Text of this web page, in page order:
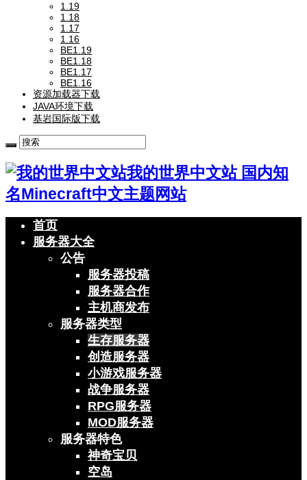
1.19
1.18
1.17
1.16
BE1.19
BE1.18
BE1.17
BE1.16
资源加载器下载
JAVA环境下载
基岩国际版下载
我的世界中文站 国内知
名Minecraft中文主题网站
首页
服务器大全
公告
服务器投稿
服务器合作
主机商发布
服务器类型
生存服务器
创造服务器
小游戏服务器
战争服务器
RPG服务器
MOD服务器
服务器特色
神奇宝贝
空岛